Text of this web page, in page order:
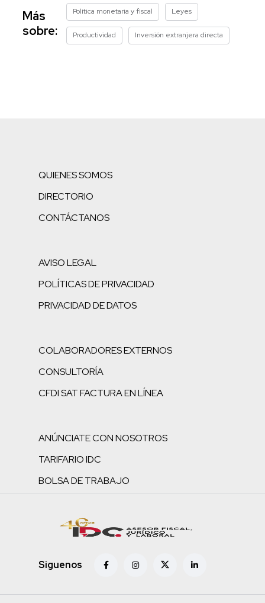
Más
sobre:
Política monetaria y fiscal Leyes
Productividad Inversión extranjera directa
QUIENES SOMOS
DIRECTORIO
CONTÁCTANOS
AVISO LEGAL
POLÍTICAS DE PRIVACIDAD
PRIVACIDAD DE DATOS
COLABORADORES EXTERNOS
CONSULTORÍA
CFDI SAT FACTURA EN LÍNEA
ANÚNCIATE CON NOSOTROS
TARIFARIO IDC
BOLSA DE TRABAJO
Siguenos